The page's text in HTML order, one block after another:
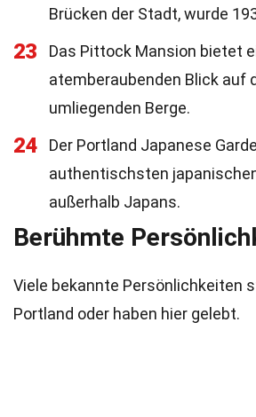
Brücken der Stadt, wurde
23
Das Pittock Mansion bietet
atemberaubenden Blick auf
umliegenden Berge.
24
Der Portland Japanese
authentischsten
außerhalb Japans.
Berühmte
Viele bekannte Persönlichkeiten
Portland oder haben hier gelebt.